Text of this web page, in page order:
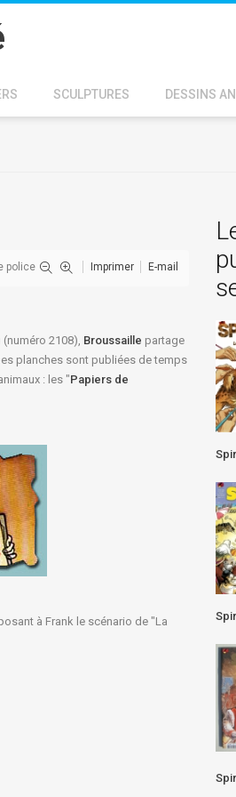
SCULPTURES DESSINS
police Imprimer E-mail
(numéro 2108), Broussaille partage
planches sont publiées de temps
: les "Papiers de
à Frank le scénario de "La